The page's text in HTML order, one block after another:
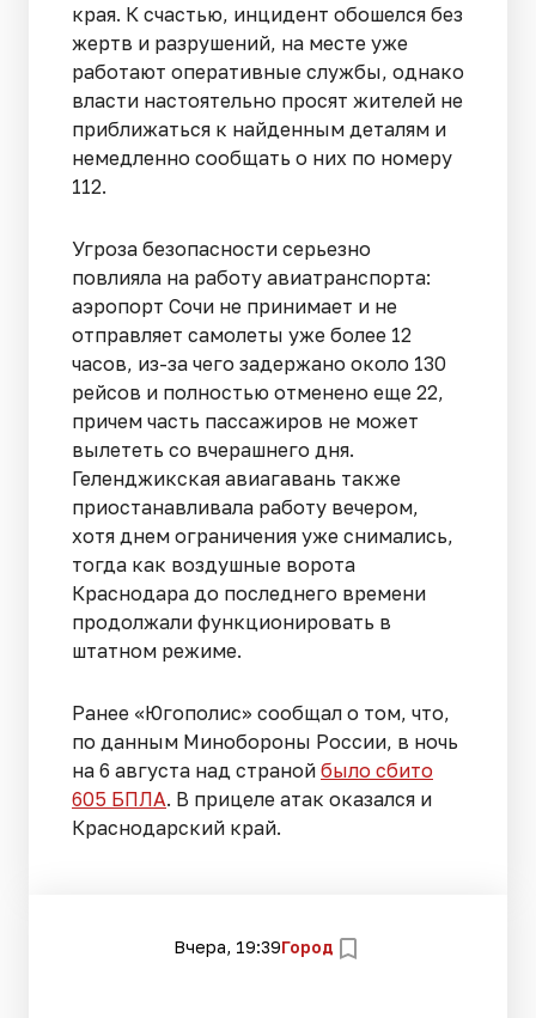
края. К счастью, инцидент обошелся без
жертв и разрушений, на месте уже
работают оперативные службы, однако
власти настоятельно просят жителей не
приближаться к найденным деталям и
немедленно сообщать о них по номеру
112.
Угроза безопасности серьезно
повлияла на работу авиатранспорта:
аэропорт Сочи не принимает и не
отправляет самолеты уже более 12
часов, из-за чего задержано около 130
рейсов и полностью отменено еще 22,
причем часть пассажиров не может
вылететь со вчерашнего дня.
Геленджикская авиагавань также
приостанавливала работу вечером,
хотя днем ограничения уже снимались,
тогда как воздушные ворота
Краснодара до последнего времени
продолжали функционировать в
штатном режиме.
Ранее «Югополис» сообщал о том, что,
по данным Минобороны России, в ночь
на 6 августа над страной было сбито
605 БПЛА. В прицеле атак оказался и
Краснодарский край.
Вчера, 19:39Город